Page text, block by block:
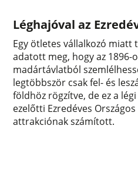
Léghajóval az
Egy ötletes vállalkozó
adatott meg, hogy az 1896-
madártávlatból
legtöbbször csak fel- és
földhöz rögzítve, de ez a
ezelőtti Ezredéves
attrakciónak számított.